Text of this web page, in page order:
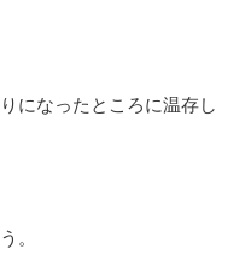
になったところに温存し
。